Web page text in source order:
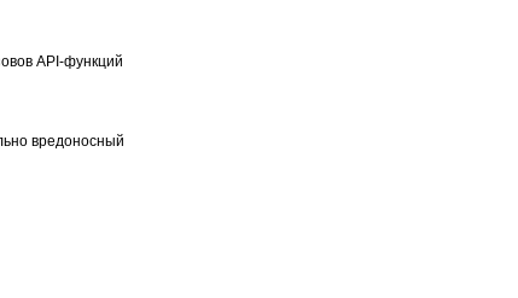
API-функций
вредоносный